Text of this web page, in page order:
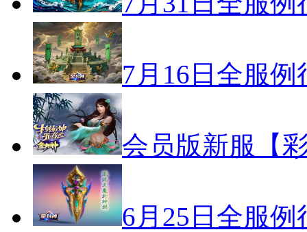
7月16日全服
会员版新服【
6月25日全服